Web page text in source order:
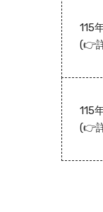
115
(👉
115
(👉